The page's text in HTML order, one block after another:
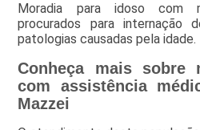
Moradia para idoso com
procurados para internação
patologias causadas pela idade.
Conheça mais sobre
com assistência
Mazzei